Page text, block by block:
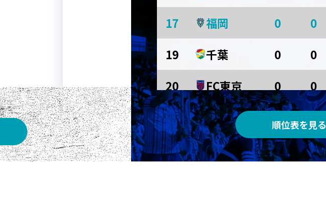
メルカリスタジアム
17
福岡 0 0
19
千葉 0 0
20
FC東京 0 0
順位表を見る